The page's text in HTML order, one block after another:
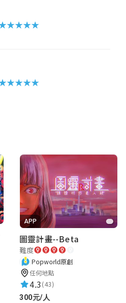
APP
圖靈計畫--Beta
難度
Popworld原創
任何地點
4.3(43)
300元/人